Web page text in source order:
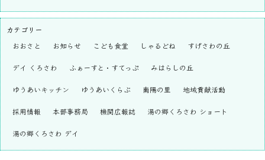
カテゴリー
おおさと
お知らせ こども食堂 しゃるどね すげさわの丘
デイ くろさわ ふぁーすと・すてっぷ みはらしの丘
ゆうあいキッチン ゆうあいくらぶ 南陽の里 地域貢献活動
採用情報 本部事務局 機関広報誌 湯の郷くろさわ ショート
湯の郷くろさわ デイ